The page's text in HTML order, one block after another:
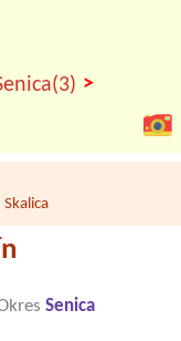
>
Skalica
Senica